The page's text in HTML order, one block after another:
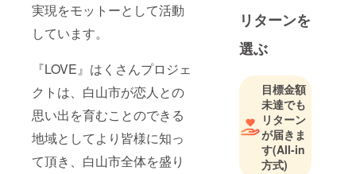
実現をモットーとして活動
しています。
『LOVE』はくさんプロジェ
クトは、白山市が恋人との
思い出を育むことのできる
地域としてより皆様に知っ
て頂き、白山市全体を盛り
リターンを
選ぶ
目標金額
未達でも
リターン
が届きま
す(All-in
方式)